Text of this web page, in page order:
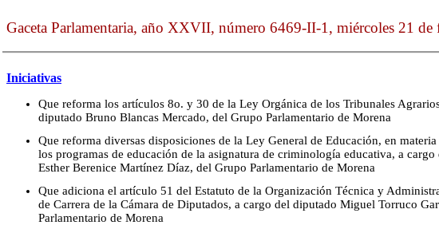
Gaceta Parlamentaria, año XXVII, número 6469-II-1, miércoles 21 de
Iniciativas
Que reforma los artículos 8o. y 30 de la Ley Orgánica de los Tribunales
diputado Bruno Blancas Mercado, del Grupo Parlamentario de Morena
Que reforma diversas disposiciones de la Ley General de Educación, en
los programas de educación de la asignatura de criminología educativa, a cargo
Esther Berenice Martínez Díaz, del Grupo Parlamentario de Morena
Que adiciona el artículo 51 del Estatuto de la Organización Técnica y
de Carrera de la Cámara de Diputados, a cargo del diputado Miguel Torruco
Parlamentario de Morena